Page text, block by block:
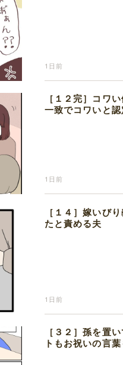
1日前
［１２完］コワ
一致でコワいと
1日前
［１４］嫁いび
たと責める夫
1日前
［３２］孫を置
トもお祝いの言